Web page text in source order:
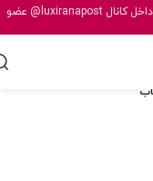
کانال@luxiranapost عضو